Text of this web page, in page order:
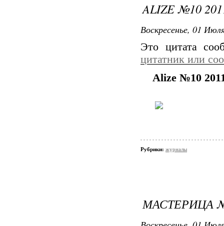
ALIZE №10
Воскресенье, 01
Это цитата
цитатник или
Alize №10
Рубрики: журналы
МАСТЕРИЦА